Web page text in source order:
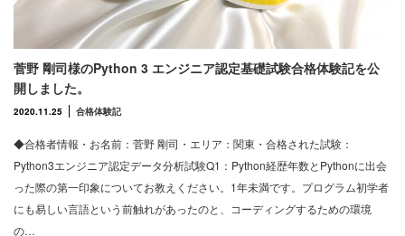
菅野 剛司様のPython 3 エンジニア認定基礎試験合格体験記を公
開しました。
2020.11.25 合格体験記
◆合格者情報・お名前：菅野 剛司・エリア：関東・合格された試験：
Python3エンジニア認定データ分析試験Q1：Python経歴年数とPythonに出会
った際の第一印象についてお教えください。1年未満です。プログラム初学者
にも易しい言語という前触れがあったのと、コーディングするための環境
の…